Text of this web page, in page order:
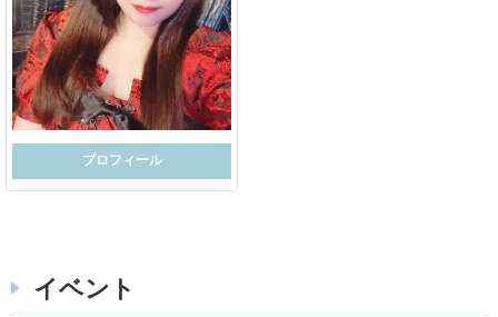
プロフィール
イベント